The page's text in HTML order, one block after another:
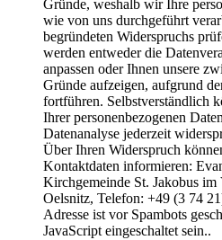
Gründe, weshalb wir Ihre
wie von uns durchgeführt
begründeten Widerspruchs
werden entweder die
anpassen oder Ihnen unsere
Gründe aufzeigen, aufgrund
fortführen. Selbstverständlich
Ihrer personenbezogenen
Datenanalyse jederzeit
Über Ihren Widerspruch
Kontaktdaten informieren:
Kirchgemeinde St. Jakobus
Oelsnitz, Telefon: +49 (3 74
Adresse ist vor Spambots
JavaScript eingeschaltet sein..